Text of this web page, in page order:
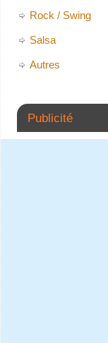
Rock / Swing
Salsa
Autres
Publicité